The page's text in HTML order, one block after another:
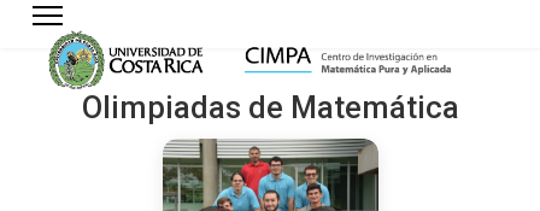
Olimpiadas de Matemática